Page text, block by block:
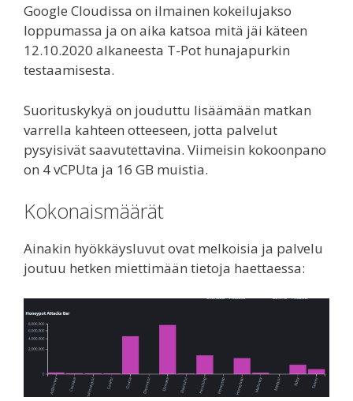
Google Cloudissa on ilmainen kokeilujakso
loppumassa ja on aika katsoa mitä jäi käteen
12.10.2020 alkaneesta T-Pot hunajapurkin
testaamisesta.
Suorituskykyä on jouduttu lisäämään matkan
varrella kahteen otteeseen, jotta palvelut
pysyisivät saavutettavina. Viimeisin kokoonpano
on 4 vCPUta ja 16 GB muistia.
Kokonaismäärät
Ainakin hyökkäysluvut ovat melkoisia ja palvelu
joutuu hetken miettimään tietoja haettaessa: